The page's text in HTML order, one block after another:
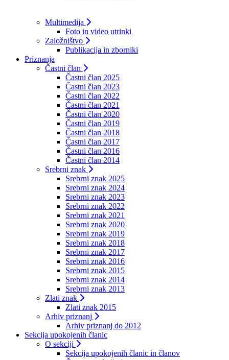
Multimedija
Foto in video utrinki
Založništvo
Publikacija in zborniki
Priznanja
Častni član
Častni član 2025
Častni član 2023
Častni član 2022
Častni član 2021
Častni član 2020
Častni član 2019
Častni član 2018
Častni član 2017
Častni član 2016
Častni član 2014
Srebrni znak
Srebrni znak 2025
Srebrni znak 2024
Srebrni znak 2023
Srebrni znak 2022
Srebrni znak 2021
Srebrni znak 2020
Srebrni znak 2019
Srebrni znak 2018
Srebrni znak 2017
Srebrni znak 2016
Srebrni znak 2015
Srebrni znak 2014
Srebrni znak 2013
Zlati znak
Zlati znak 2015
Arhiv priznanj
Arhiv priznanj do 2012
Sekcija upokojenih članic
O sekciji
Sekcija upokojenih članic in članov